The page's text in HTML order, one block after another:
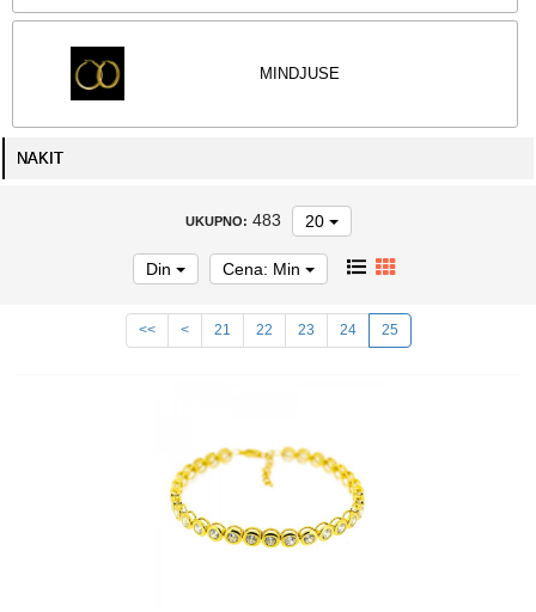
MINDJUSE
NAKIT
UKUPNO: 483 20
Din Cena: Min
<< < 21 22 23 24 25